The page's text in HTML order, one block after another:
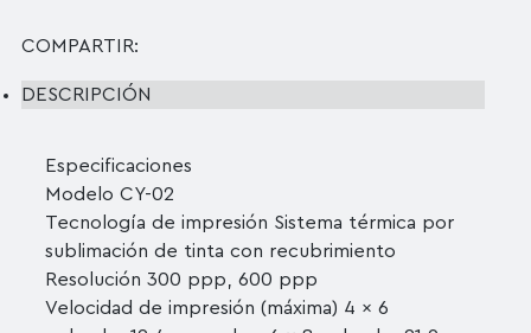
COMPARTIR:
DESCRIPCIÓN
Especificaciones
Modelo CY-02
Tecnología de impresión Sistema térmica por
sublimación de tinta con recubrimiento
Resolución 300 ppp, 600 ppp
Velocidad de impresión (máxima) 4 x 6